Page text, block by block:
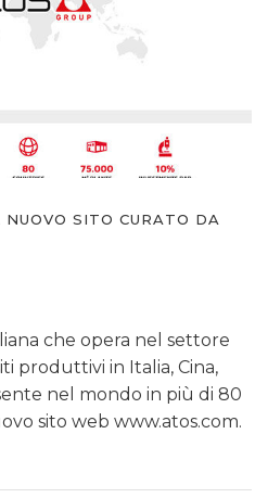
SITO CURATO DA
che opera nel settore
produttivi in Italia, Cina,
nel mondo in più di 80
sito web www.atos.com.